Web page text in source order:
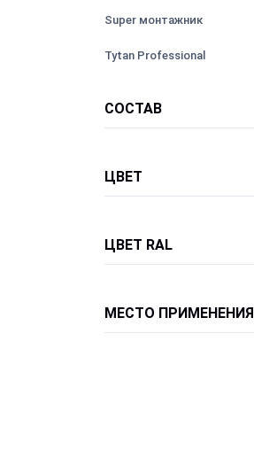
Super монтажник
Tytan Professional
Vetonit
СОСТАВ
ЦВЕТ
ЦВЕТ RAL
МЕСТО ПРИМЕНЕНИЯ